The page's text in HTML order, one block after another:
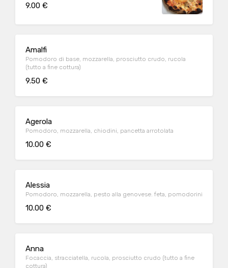
9.00 €
Amalfi
Pomodoro di base, mozzarella, prosciutto crudo, rucola
(tutto a fine cottura)
9.50 €
Agerola
Pomodoro, mozzarella, chiodini, pancetta arrotolata
10.00 €
Alessia
Pomodoro, mozzarella, pesto alla genovese. feta, pomodorini
10.00 €
Anna
Focaccia, stracciatella, rucola, prosciutto crudo (tutto a fine
cottura)